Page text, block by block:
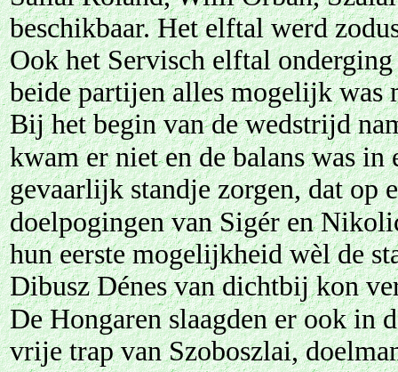
beschikbaar. Het elftal werd
Ook het Servisch elftal
beide partijen alles mogelijk was
Bij het begin van de wedstrijd
kwam er niet en de balans was in
gevaarlijk standje zorgen, dat op
doelpogingen van Sigér en
hun eerste mogelijkheid wèl de
Dibusz Dénes van dichtbij kon
De Hongaren slaagden er ook in
vrije trap van Szoboszlai,